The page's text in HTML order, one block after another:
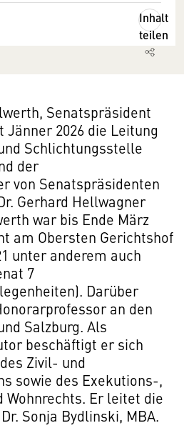
Inhalt
teilen
Senatspräsident
Jänner 2026 die Leitung
Schlichtungsstelle
der
von Senatspräsidenten
Gerhard Hellwagner
war bis Ende März
am Obersten Gerichtshof
unter anderem auch
7
Darüber
an den
Salzburg. Als
beschäftigt er sich
Zivil- und
sowie des Exekutions-,
Er leitet die
Sonja Bydlinski, MBA.